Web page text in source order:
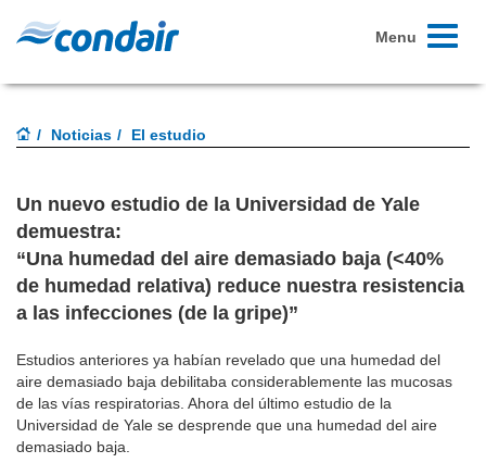
Toggle
Menu
Noticias El estudio
Un nuevo estudio de la Universidad de Yale
demuestra:
“Una humedad del aire demasiado baja (<40%
de humedad relativa) reduce nuestra resistencia
a las infecciones (de la gripe)”
Estudios anteriores ya habían revelado que una humedad del
aire demasiado baja debilitaba considerablemente las mucosas
de las vías respiratorias. Ahora del último estudio de la
Universidad de Yale se desprende que una humedad del aire
demasiado baja.